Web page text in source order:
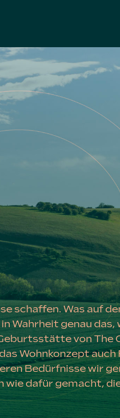
schaffen. Was auf
Wahrheit genau das,
von The
Wohnkonzept
Bedürfnisse wir
wie dafür gemacht,